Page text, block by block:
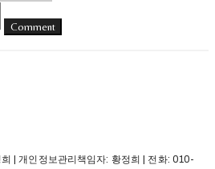
Comment
| 개인정보관리책임자: 황정희 | 전화: 010-